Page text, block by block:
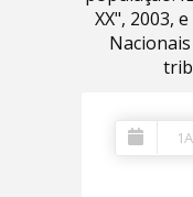
XX", 2003,
1A